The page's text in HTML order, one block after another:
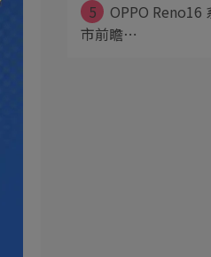
5
OPPO Reno16
市前瞻⋯